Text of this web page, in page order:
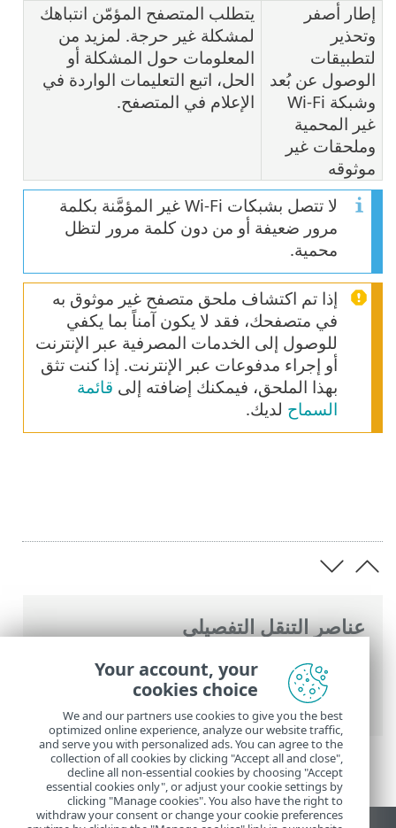
عناصر التنقل التفصيلي
تعليمات ESET عبر الإنترنت >
ESET Smart
Security Premium
>الإعداد المتقدم
الحماية>حماية المتصفح > إطار المتصفح
إطار أصفر
وتحذير
لتطبيقات
الوصول عن بُعد
وشبكة Wi-Fi
غير المحمية
وملحقات غير
موثوقه
يتطلب المتصفح المؤمّن انتباهك
لمشكلة غير حرجة. لمزيد من
المعلومات حول المشكلة أو
الحل، اتبع التعليمات الواردة في
الإعلام في المتصفح.
لا تتصل بشبكات Wi-Fi غير المؤمَّنة بكلمة
مرور ضعيفة أو من دون كلمة مرور لتظل
محمية.
إذا تم اكتشاف ملحق متصفح غير موثوق به
في متصفحك، فقد لا يكون آمناً بما يكفي
للوصول إلى الخدمات المصرفية عبر الإنترنت
أو إجراء مدفوعات عبر الإنترنت. إذا كنت تثق
بهذا الملحق، فيمكنك إضافته إلى قائمة
السماح لديك.
Your account, your
cookies choice
We and our partners use cookies to give you the best
optimized online experience, analyze our website traffic,
and serve you with personalized ads. You can agree to the
collection of all cookies by clicking "Accept all and close",
decline all non-essential cookies by choosing "Accept
essential cookies only", or adjust your cookie settings by
clicking "Manage cookies". You also have the right to
withdraw your consent or change your cookie preferences